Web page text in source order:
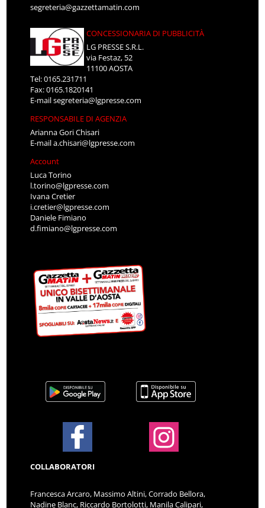
segreteria@gazzettamatin.com
CONCESSIONARIA DI PUBBLICITÀ
LG PRESSE S.R.L.
via Festaz, 52
11100 AOSTA
Tel: 0165.231711
Fax: 0165.1820141
E-mailsegreteria@lgpresse.com
RESPONSABILE DI AGENZIA
Arianna Gori Chisari
E-maila.chisari@lgpresse.com
Account
Luca Torino
l.torino@lgpresse.com
Ivana Cretier
i.cretier@lgpresse.com
Daniele Fimiano
d.fimiano@lgpresse.com
COLLABORATORI
Francesca Arcaro, Massimo Altini, Corrado Bellora,
Nadine Blanc, Riccardo Bortolotti, Manila Calipari,